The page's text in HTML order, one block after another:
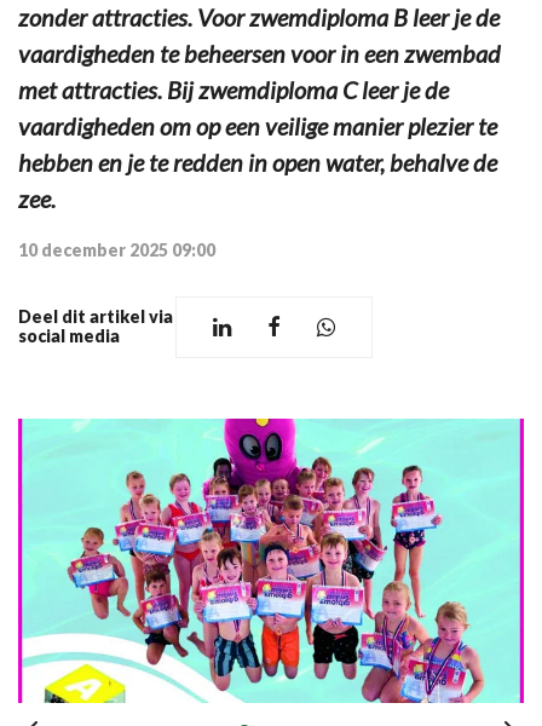
zonder attracties. Voor zwemdiploma B leer je de
vaardigheden te beheersen voor in een zwembad
met attracties. Bij zwemdiploma C leer je de
vaardigheden om op een veilige manier plezier te
hebben en je te redden in open water, behalve de
zee.
10 december 2025 09:00
Deel dit artikel via
social media